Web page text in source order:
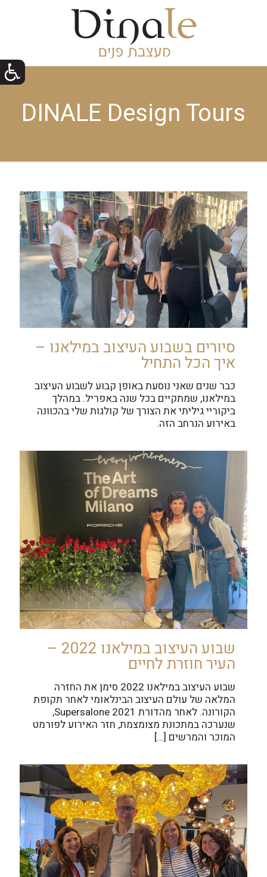
DINALE Design Tours
סיורים בשבוע העיצוב במילאנו –
איך הכל התחיל
כבר שנים שאני נוסעת באופן קבוע לשבוע העיצוב
במילאנו, שמתקיים בכל שנה באפריל. במהלך
ביקוריי גיליתי את הצורך של קולגות שלי בהכוונה
באירוע הנרחב הזה.
שבוע העיצוב במילאנו 2022 –
העיר חוזרת לחיים
שבוע העיצוב במילאנו 2022 סימן את החזרה
המלאה של עולם העיצוב הבינלאומי לאחר תקופת
הקורונה. לאחר מהדורת Supersalone 2021,
שנערכה במתכונת מצומצמת, חזר האירוע לפורמט
המוכר והמרשים […]